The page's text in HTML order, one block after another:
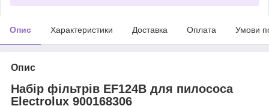
Опис Характеристики Доставка Оплата Умови
Опис
Набір фільтрів EF124B для пилососа
Electrolux 900168306